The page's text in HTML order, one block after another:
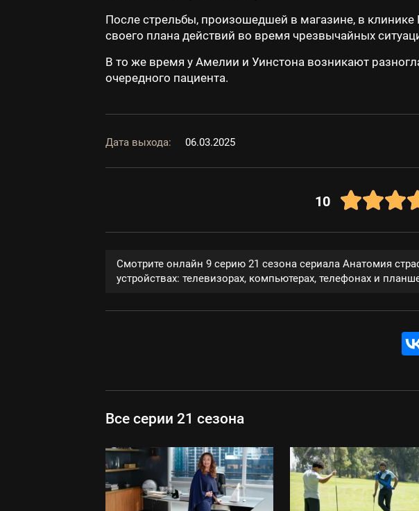
После стрельбы, произошедшей в магазине, в клинике
своего плана действий во время чрезвычайных
В то же время у Амелии и Уинстона возникают
очередного пациента.
Дата выхода: 06.03.2025
10
Смотрите онлайн 9 серию 21 сезона сериала Анатомия
устройствах: телевизорах, компьютерах, телефонах и
Все серии 21 сезона